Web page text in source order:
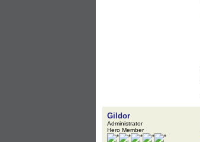
Gildor
Administrator
Hero Member